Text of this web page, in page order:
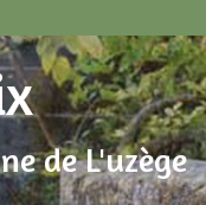
de L'uzège